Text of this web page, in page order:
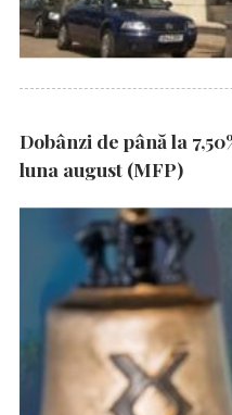
Dobânzi de până la
luna august (MFP)